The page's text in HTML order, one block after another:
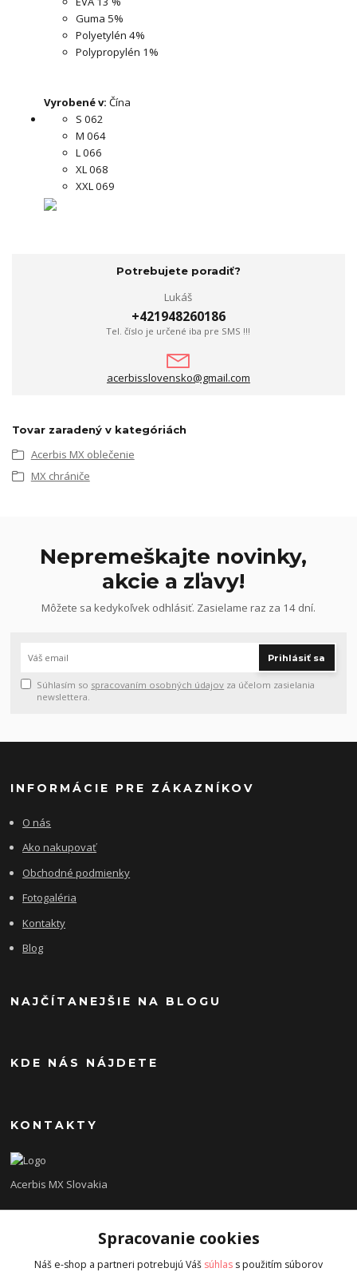
Guma 5%
Polyetylén 4%
Polypropylén 1%
Vyrobené v: Čína
S 062
M 064
L 066
XL 068
XXL 069
Potrebujete poradiť?
Lukáš
+421948260186
Tel. číslo je určené iba pre SMS !!!
acerbisslovensko@gmail.com
Tovar zaradený v kategóriách
Acerbis MX oblečenie
MX chrániče
Nepremeškajte novinky,
akcie a zľavy!
Môžete sa kedykoľvek odhlásiť. Zasielame raz za 14 dní.
Prihlásiť sa
Súhlasím so spracovaním osobných údajov za účelom zasielania
newslettera.
INFORMÁCIE PRE ZÁKAZNÍKOV
O nás
Ako nakupovať
Obchodné podmienky
Fotogaléria
Kontakty
Blog
NAJČÍTANEJŠIE NA BLOGU
KDE NÁS NÁJDETE
KONTAKTY
Acerbis MX Slovakia
+421948260186
Tel. číslo je určené iba pre SMS !!!
Spracovanie cookies
Náš e-shop a partneri potrebujú Váš súhlas s použitím súborov